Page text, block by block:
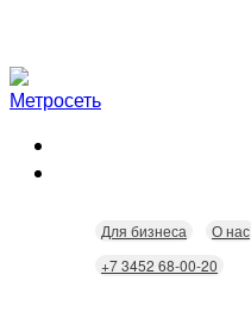
Для бизнеса
О нас
+7 3452 68-00-20